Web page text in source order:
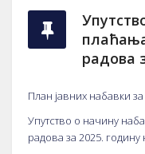
радова
План јавних набавки за
Упутство о начину
радова за 2025.